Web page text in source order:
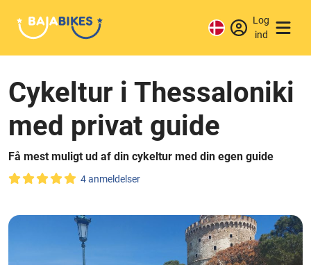
Log
ind
Cykeltur i Thessaloniki
med privat guide
Få mest muligt ud af din cykeltur med din egen guide
4 anmeldelser